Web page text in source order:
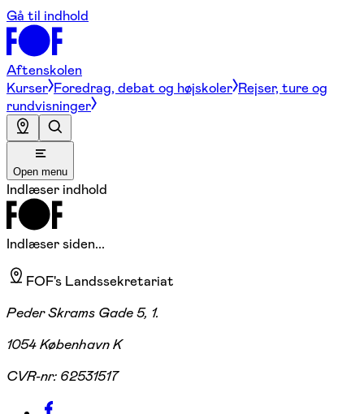
Gå til indhold
Aftenskolen
Kurser Foredrag, debat og højskoler Rejser, ture og
rundvisninger
Open menu
Indlæser indhold
Indlæser siden...
FOF's Landssekretariat
Peder Skrams Gade 5, 1.
1054 København K
CVR-nr: 62531517